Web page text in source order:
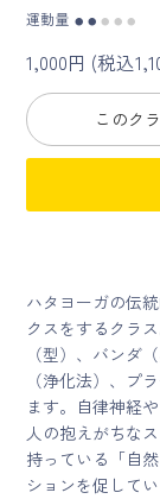
ログイン
会員規約に
クラス参加
特定商取引
プライバ
運動量 ● ● ● ● ●
1,000円 (税込
このク
ハタヨーガの伝
クスをするクラ
（型）、バンダ
（浄化法）、プ
ます。自律神経
人の抱えがちな
持っている「自
ションを促してい